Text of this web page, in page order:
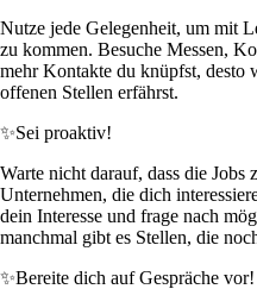
Nutze jede Gelegenheit, um mit
zu kommen. Besuche Messen,
mehr Kontakte du knüpfst, desto
offenen Stellen erfährst.
✨Sei proaktiv!
Warte nicht darauf, dass die Jobs
Unternehmen, die dich
dein Interesse und frage nach
manchmal gibt es Stellen, die
✨Bereite dich auf Gespräche vor!